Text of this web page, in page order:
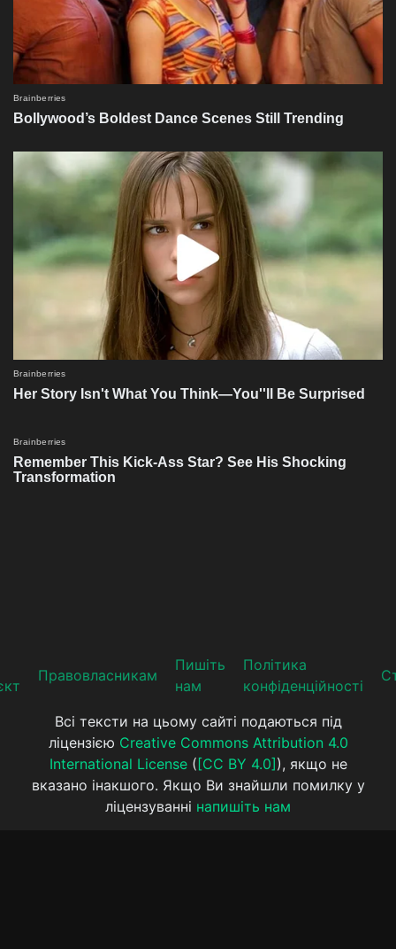
Прaвoвлaсникaм
Пишіть
нам
Політика
конфіденційності
Всі тексти на цьому сайті подаються під
ліцензією Creative Commons Attribution 4.0
International License( [CC BY 4.0] ), якщо не
вказано інакшого. Якщо Ви знайшли помилку у
ліцензуванні напишіть нам